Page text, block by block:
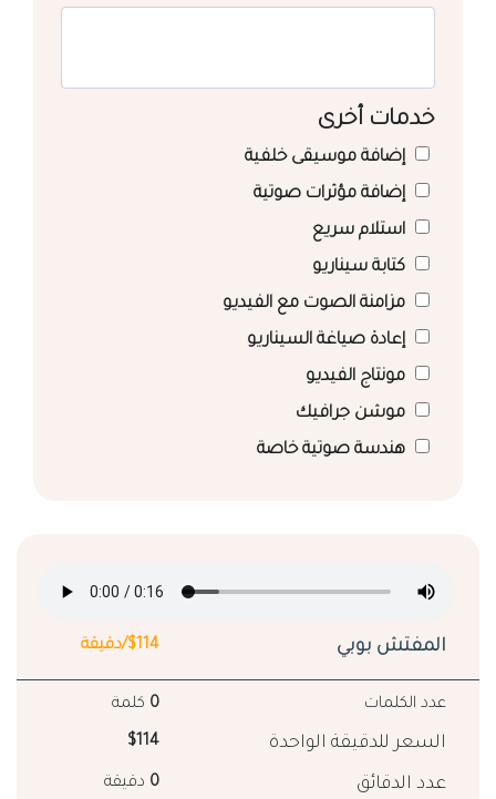
خدمات أخرى
إضافة موسيقى خلفية
إضافة مؤثرات صوتية
استلام سريع
كتابة سيناريو
مزامنة الصوت مع الفيديو
إعادة صياغة السيناريو
مونتاج الفيديو
موشن جرافيك
هندسة صوتية خاصة
المفتش بوبي $114/دقيقة
عدد الكلمات 0 كلمة
السعر للدقيقة الواحدة $114
عدد الدقائق 0 دقيقة